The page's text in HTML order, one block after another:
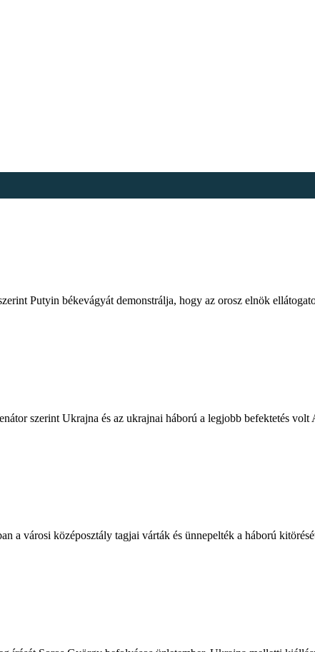
Putyin békevágyát demonstrálja, hogy az orosz elnök
szerint Ukrajna és az ukrajnai háború a legjobb befektetés
a városi középosztály tagjai várták és ünnepelték a háború